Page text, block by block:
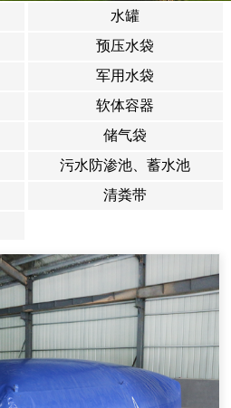
水罐
预压水袋
军用水袋
软体容器
储气袋
污水防渗池、蓄水池
清粪带